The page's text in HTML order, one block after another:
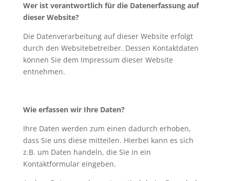
Wer ist verantwortlich für die Datenerfassung auf
dieser Website?
Die Datenverarbeitung auf dieser Website erfolgt
durch den Websitebetreiber. Dessen Kontaktdaten
können Sie dem Impressum dieser Website
entnehmen.
Wie erfassen wir Ihre Daten?
Ihre Daten werden zum einen dadurch erhoben,
dass Sie uns diese mitteilen. Hierbei kann es sich
z.B. um Daten handeln, die Sie in ein
Kontaktformular eingeben.